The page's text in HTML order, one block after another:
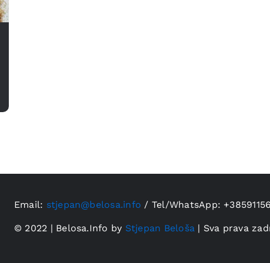
Email: stjepan@belosa.info / Tel/WhatsApp:
© 2022 | Belosa.Info by Stjepan Beloša | Sva prava